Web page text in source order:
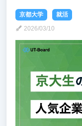
京都大学 就活
2026/03/10